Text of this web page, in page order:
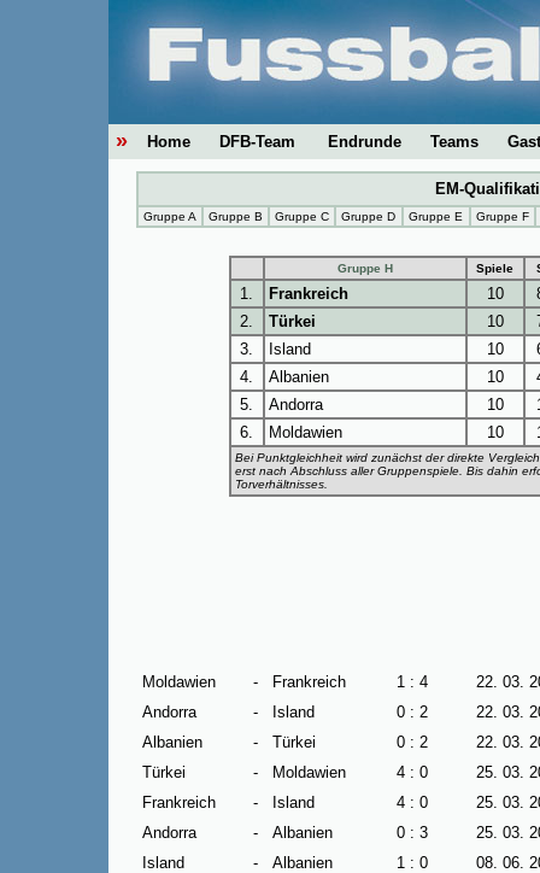
» Home DFB-Team Endrunde Teams
EM-
Gruppe A Gruppe B Gruppe C Gruppe D Gruppe E Gruppe F
Gruppe H Spiele
1. Frankreich 10
2.
Türkei 10
3.
Island 10
4.
Albanien 10
5.
Andorra 10
6.
Moldawien 10
Bei Punktgleichheit wird zunächst der direkte
erst nach Abschluss aller Gruppenspiele. Bis dahin
Torverhältnisses.
Moldawien - Frankreich 1 : 4
22. 03.
Andorra
- Island 0 : 2
22. 03.
Albanien
- Türkei 0 : 2
22. 03.
Türkei
- Moldawien 4 : 0
25. 03.
Frankreich
- Island 4 : 0
25. 03.
Andorra
- Albanien 0 : 3
25. 03.
Island
- Albanien 1 : 0
08. 06.